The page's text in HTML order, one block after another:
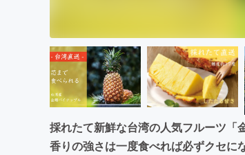
採れたて新鮮な台湾の人気フルーツ「
香りの強さは一度食べれば必ずクセに